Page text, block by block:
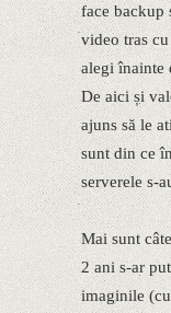
face backup
video tras
alegi înainte
De aici și
ajuns să le
sunt din ce
serverele s-
Mai sunt
2 ani s-ar
imaginile